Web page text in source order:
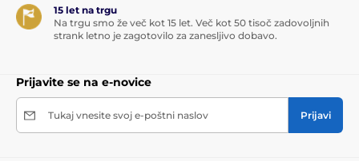
15 let na trgu
Na trgu smo že več kot 15 let. Več kot 50 tisoč zadovoljnih
strank letno je zagotovilo za zanesljivo dobavo.
Prijavite se na e-novice
Tukaj vnesite svoj e-poštni naslov Prijavi